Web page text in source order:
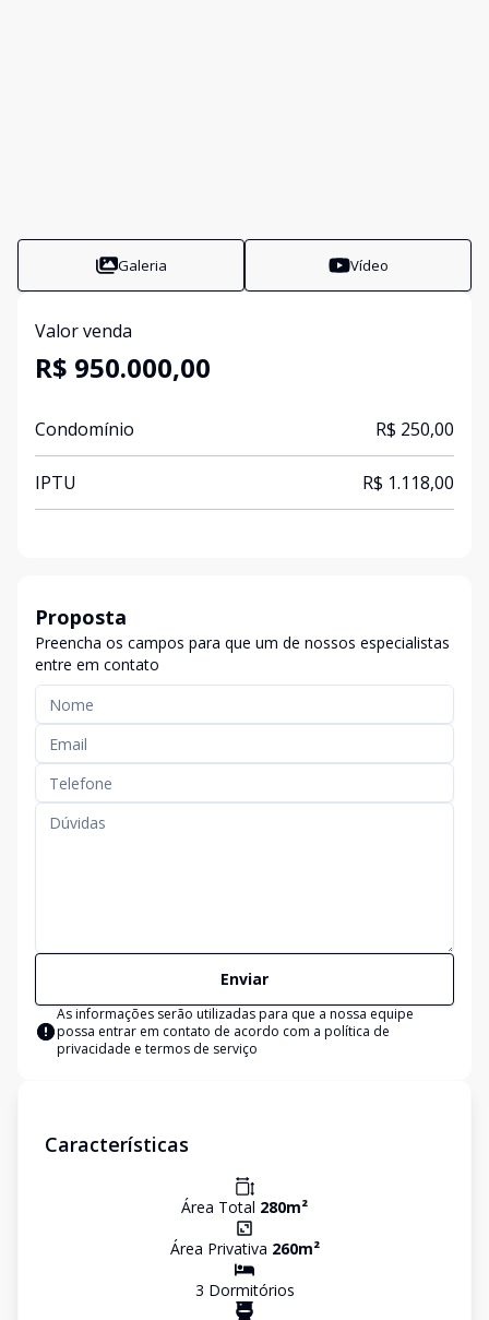
Galeria Vídeo
Valor venda
R$ 950.000,00
Condomínio R$ 250,00
IPTU R$ 1.118,00
Proposta
Preencha os campos para que um de nossos especialistas
entre em contato
Enviar
As informações serão utilizadas para que a nossa equipe
possa entrar em contato de acordo com a política de
privacidade e termos de serviço
Características
Área Total 280m²
Área Privativa 260m²
3 Dormitórios